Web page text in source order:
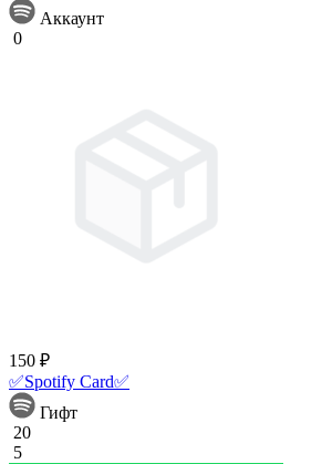
Аккаунт
0
150 ₽
✅Spotify Card✅
Гифт
20
5